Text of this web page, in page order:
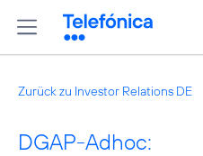
Zurück zu Investor Relations DE
DGAP-Adhoc: